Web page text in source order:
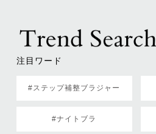
注目ワード
#ステップ補整ブラジャー
#ナイトブラ